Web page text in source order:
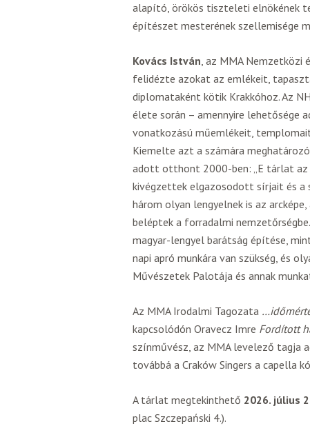
alapító, örökös tiszteleti elnökének
építészet mesterének szellemisége
Kovács István, az MMA Nemzetközi
felidézte azokat az emlékeit,
diplomataként kötik Krakkóhoz. Az
élete során – amennyire lehetősége
vonatkozású műemlékeit,
Kiemelte azt a számára
adott otthont 2000-ben: „E tárlat
kivégzettek elgazosodott sírjait és
három olyan lengyelnek is az
beléptek a forradalmi
magyar-lengyel barátság építése,
napi apró munkára van szükség, és
Művészetek Palotája és annak
Az MMA Irodalmi Tagozata
kapcsolódón Oravecz Imre Fordított
színművész, az MMA levelező tagja
továbbá a Craków Singers a capella
A tárlat megtekinthető 2026. július
plac Szczepański 4.).